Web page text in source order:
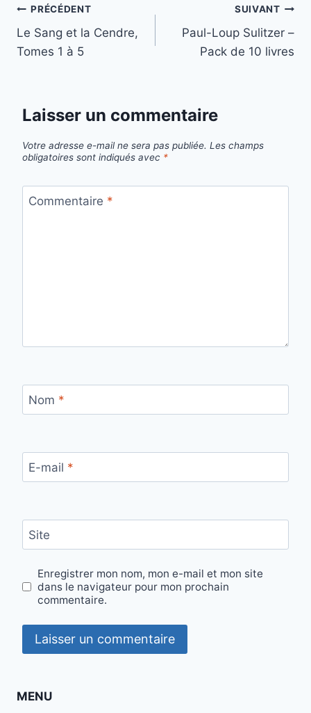
Navigation
de
PRÉCÉDENT
Le Sang et la Cendre,
Tomes 1 à 5
SUIVANT
Paul-Loup Sulitzer –
Pack de 10 livres
Laisser un commentaire
Votre adresse e-mail ne sera pas publiée. Les champs
obligatoires sont indiqués avec *
Commentaire *
Nom *
E-mail *
Site
Enregistrer mon nom, mon e-mail et mon site
dans le navigateur pour mon prochain
commentaire.
MENU